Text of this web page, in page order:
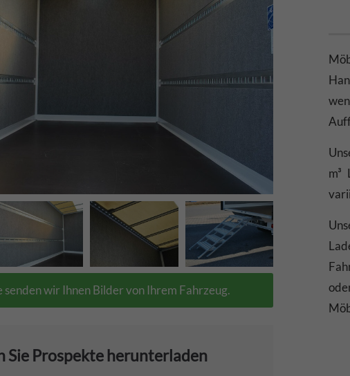
wir Ihnen Bilder von Ihrem Fahrzeug.
Sie Prospekte herunterladen
m³